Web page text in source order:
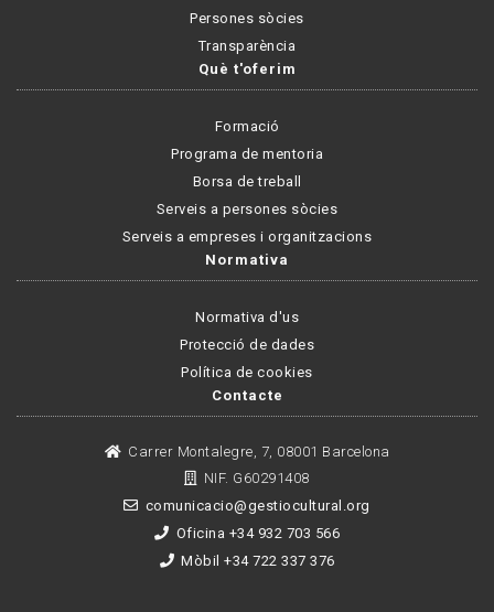
Persones sòcies
Transparència
Què t'oferim
Formació
Programa de mentoria
Borsa de treball
Serveis a persones sòcies
Serveis a empreses i organitzacions
Normativa
Normativa d'us
Protecció de dades
Política de cookies
Contacte
Carrer Montalegre, 7, 08001 Barcelona
NIF. G60291408
comunicacio@gestiocultural.org
Oficina +34 932 703 566
Mòbil +34 722 337 376